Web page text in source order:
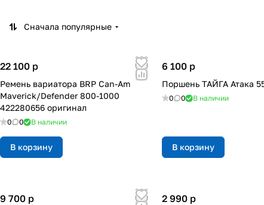
Сначала популярные
22 100 p
Ремень вариатора BRP Can-Am
Maverick/Defender 800-1000
422280656 оригинал
0 0 В наличии
В корзину
6 100 p
Поршень ТАЙГА Атака
0 0 В наличии
В корзину
9 700 p 2 990 p